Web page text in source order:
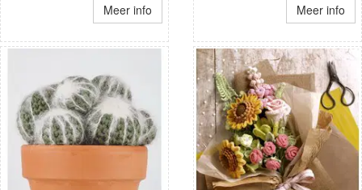
Meer info Meer info